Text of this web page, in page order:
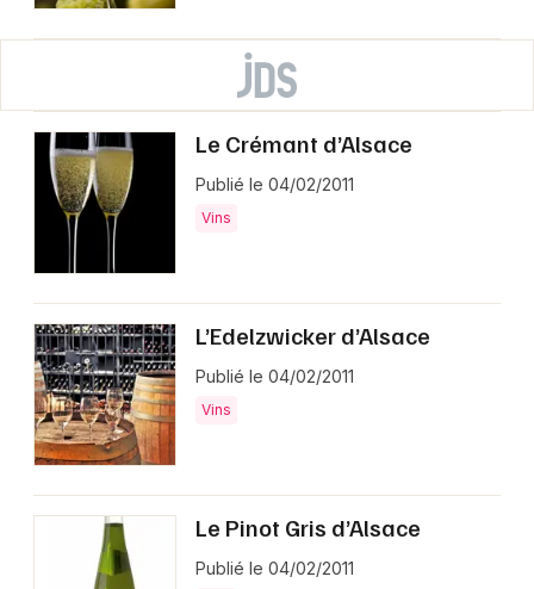
Le Crémant d’Alsace
Publié le 04/02/2011
Vins
L’Edelzwicker d’Alsace
Publié le 04/02/2011
Vins
Le Pinot Gris d’Alsace
Publié le 04/02/2011